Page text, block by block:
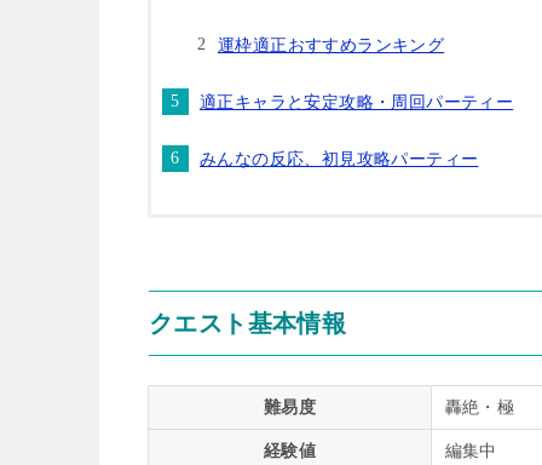
運枠適正おすすめランキング
適正キャラと安定攻略・周回パーティー
みんなの反応、初見攻略パーティー
クエスト基本情報
難易度 轟絶・極
経験値 編集中